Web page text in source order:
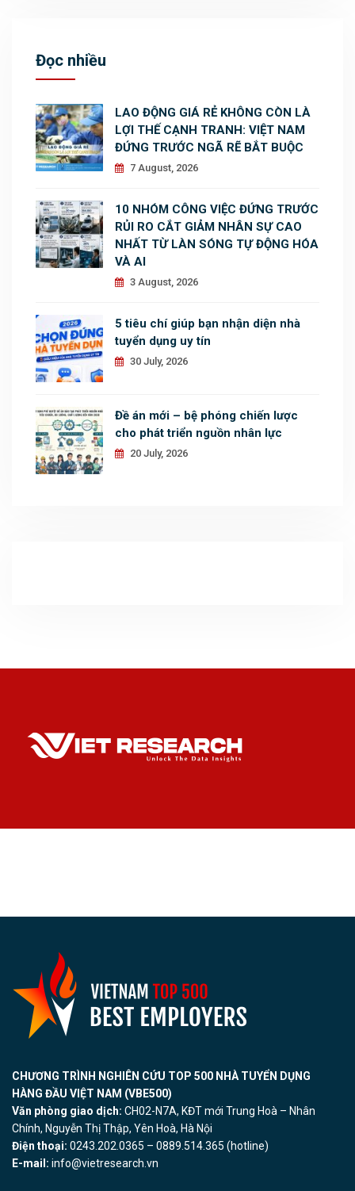
Đọc nhiều
LAO ĐỘNG GIÁ RẺ KHÔNG CÒN LÀ
LỢI THẾ CẠNH TRANH: VIỆT NAM
ĐỨNG TRƯỚC NGÃ RẼ BẮT BUỘC
7 August, 2026
10 NHÓM CÔNG VIỆC ĐỨNG TRƯỚC
RỦI RO CẮT GIẢM NHÂN SỰ CAO
NHẤT TỪ LÀN SÓNG TỰ ĐỘNG HÓA
VÀ AI
3 August, 2026
5 tiêu chí giúp bạn nhận diện nhà
tuyển dụng uy tín
30 July, 2026
Đề án mới – bệ phóng chiến lược
cho phát triển nguồn nhân lực
20 July, 2026
CHƯƠNG TRÌNH NGHIÊN CỨU TOP 500 NHÀ TUYỂN DỤNG
HÀNG ĐẦU VIỆT NAM (VBE500)
Văn phòng giao dịch: CH02-N7A, KĐT mới Trung Hoà – Nhân
Chính, Nguyễn Thị Thập, Yên Hoà, Hà Nội
Điện thoại: 0243.202.0365 – 0889.514.365 (hotline)
E-mail: info@vietresearch.vn